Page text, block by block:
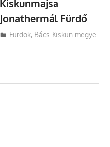
Kiskunmajsa
Jonathermál Fürdő
Utazasok.org
Fürdők, Bács-Kiskun megye